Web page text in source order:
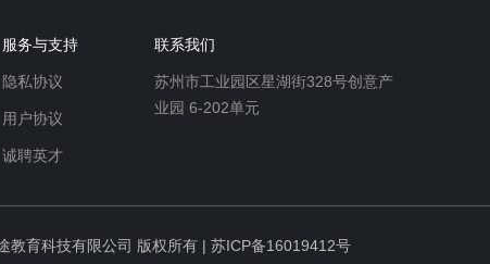
服务与支持
隐私协议
用户协议
诚聘英才
联系我们
苏州市工业园区星湖街328号创意产
业园 6-202单元
教育科技有限公司 版权所有 | 苏ICP备16019412号